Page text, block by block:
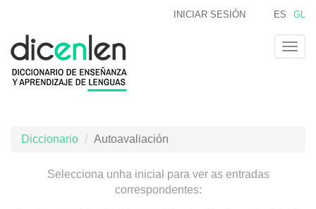
contido
principal
ES GL
INICIAR SESIÓN
Diccionario Autoavaliación
Selecciona unha inicial para ver as entradas
correspondentes: